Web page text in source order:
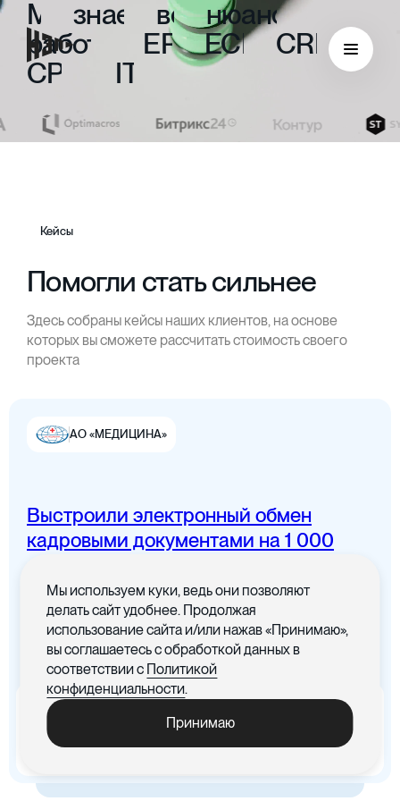
Мы знаем все нюансы
работы
ERP,ECM, CRM,
CPM
ITIL
ECM
Цифровая канцелярия
Цифровые договоры
Цифровая бухгалтерия
Кейсы
Помогли стать сильнее
Здесь собраны кейсы наших клиентов, на основе
которых вы сможете рассчитать стоимость своего
проекта
АО «МЕДИЦИНА»
Выстроили электронный обмен
кадровыми документами на 1 000
Все документы в одном месте с
понятным интерфейсом
x5
Ускорились процедуры
обработки документов
-30%
издержки, связанные с печатью
Мы используем куки, ведь они позволяют
делать сайт удобнее. Продолжая
использование сайта и/или нажав «Принимаю»,
вы соглашаетесь с обработкой данных в
соответствии с Политикой
конфиденциальности.
Принимаю